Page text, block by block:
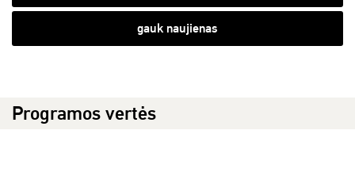
gauk naujienas
Programos vertės